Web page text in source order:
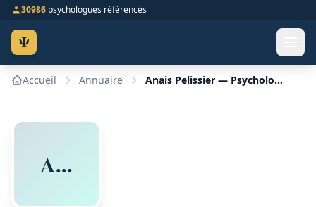
30986 psychologues référencés
Ψ
Accueil Annuaire Anais Pelissier — Psychologue à Chartres
A...